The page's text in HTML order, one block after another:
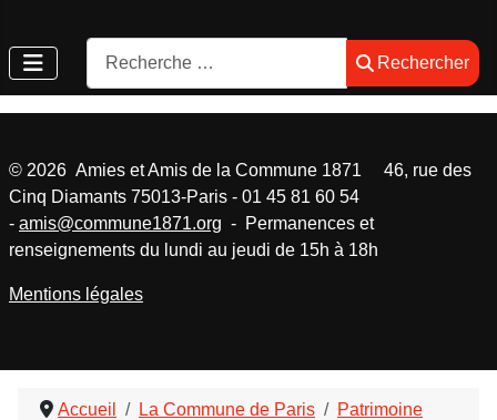
Rechercher
Rechercher
Accueil La Commune de Paris
Patrimoine
© 2026 Amies et Amis de la Commune 1871 46, rue des
Cinq Diamants 75013-Paris - 01 45 81 60 54
- amis@commune1871.org - Permanences et
renseignements du lundi au jeudi de 15h à 18h
Mentions légales